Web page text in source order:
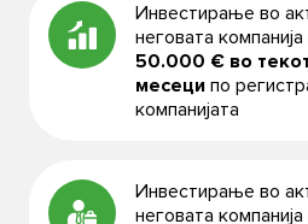
Инвестирање во
неговата
50.000 € во
месеци по
компанијата
Инвестирање во
неговата